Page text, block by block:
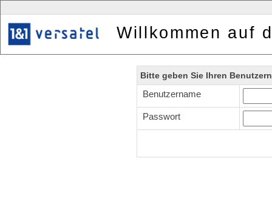
Willkommen auf
Bitte geben Sie Ihren
Benutzername
Passwort